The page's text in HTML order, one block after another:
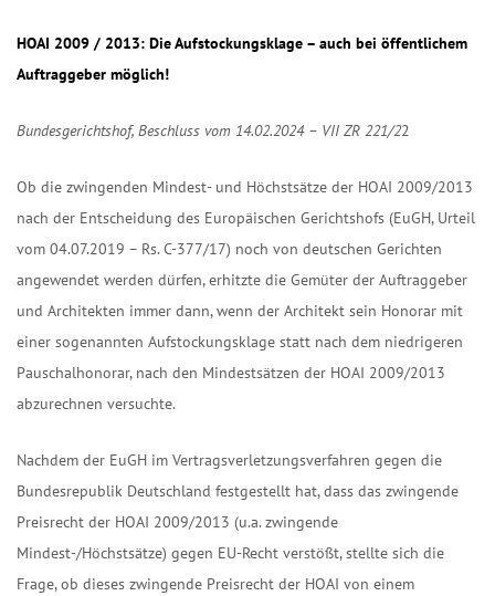
HOAI 2009 / 2013: Die Aufstockungsklage – auch bei öffentlichem
Auftraggeber möglich!
Bundesgerichtshof, Beschluss vom 14.02.2024 – VII ZR 221/22
Ob die zwingenden Mindest- und Höchstsätze der HOAI 2009/2013
nach der Entscheidung des Europäischen Gerichtshofs (EuGH, Urteil
vom 04.07.2019 – Rs. C-377/17) noch von deutschen Gerichten
angewendet werden dürfen, erhitzte die Gemüter der Auftraggeber
und Architekten immer dann, wenn der Architekt sein Honorar mit
einer sogenannten Aufstockungsklage statt nach dem niedrigeren
Pauschalhonorar, nach den Mindestsätzen der HOAI 2009/2013
abzurechnen versuchte.
Nachdem der EuGH im Vertragsverletzungsverfahren gegen die
Bundesrepublik Deutschland festgestellt hat, dass das zwingende
Preisrecht der HOAI 2009/2013 (u.a. zwingende
Mindest-/Höchstsätze) gegen EU-Recht verstößt, stellte sich die
Frage, ob dieses zwingende Preisrecht der HOAI von einem